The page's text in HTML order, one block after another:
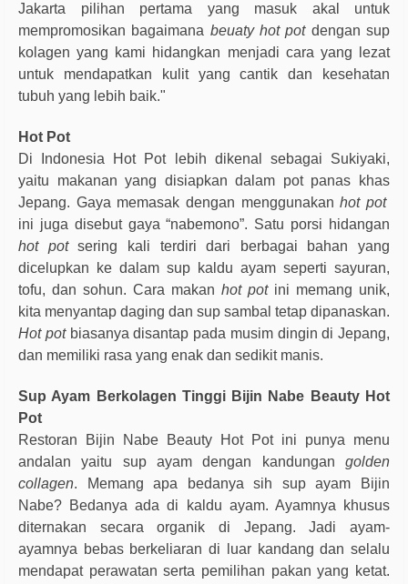
Jakarta pilihan pertama yang masuk akal untuk
mempromosikan bagaimana beuaty hot potdengan sup
kolagen yang kami hidangkan menjadi cara yang lezat
untuk mendapatkan kulit yang cantik dan kesehatan
tubuh yang lebih baik."
Hot Pot
Di Indonesia Hot Pot lebih dikenal sebagai Sukiyaki,
yaitu makanan yang disiapkan dalam pot panas khas
Jepang. Gaya memasak dengan menggunakanhot pot
ini juga disebut gaya “nabemono”. Satu porsi hidangan
hot potsering kali terdiri dari berbagai bahan yang
dicelupkan ke dalam sup kaldu ayam seperti sayuran,
tofu, dan sohun. Cara makan hot potini memang unik,
kita menyantap daging dan sup sambal tetap dipanaskan.
Hot potbiasanya disantap pada musim dingin di Jepang,
dan memiliki rasa yang enak dan sedikit manis.
Sup Ayam Berkolagen Tinggi Bijin Nabe Beauty Hot
Pot
Restoran Bijin Nabe Beauty Hot Pot ini punya menu
andalan yaitu sup ayam dengan kandungan golden
collagen. Memang apa bedanya sih sup ayam Bijin
Nabe? Bedanya ada di kaldu ayam. Ayamnya khusus
diternakan secara organik di Jepang. Jadi ayam-
ayamnya bebas berkeliaran di luar kandang dan selalu
mendapat perawatan serta pemilihan pakan yang ketat.